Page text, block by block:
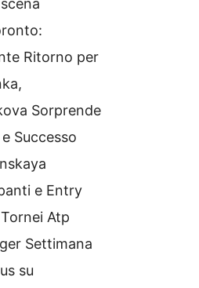
Ritorno per
Sorprende
Successo
e Entry
Atp
Settimana
su